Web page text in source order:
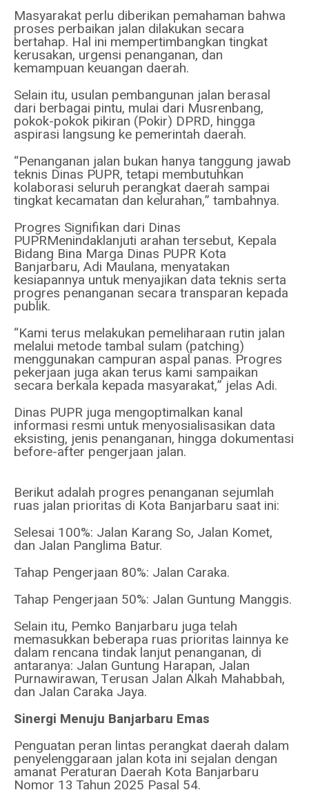
Masyarakat perlu diberikan pemahaman bahwa
proses perbaikan jalan dilakukan secara
bertahap. Hal ini mempertimbangkan tingkat
kerusakan, urgensi penanganan, dan
kemampuan keuangan daerah.
Selain itu, usulan pembangunan jalan berasal
dari berbagai pintu, mulai dari Musrenbang,
pokok-pokok pikiran (Pokir) DPRD, hingga
aspirasi langsung ke pemerintah daerah.
“Penanganan jalan bukan hanya tanggung jawab
teknis Dinas PUPR, tetapi membutuhkan
kolaborasi seluruh perangkat daerah sampai
tingkat kecamatan dan kelurahan,” tambahnya.
Progres Signifikan dari Dinas
PUPRMenindaklanjuti arahan tersebut, Kepala
Bidang Bina Marga Dinas PUPR Kota
Banjarbaru, Adi Maulana, menyatakan
kesiapannya untuk menyajikan data teknis serta
progres penanganan secara transparan kepada
publik.
“Kami terus melakukan pemeliharaan rutin jalan
melalui metode tambal sulam (patching)
menggunakan campuran aspal panas. Progres
pekerjaan juga akan terus kami sampaikan
secara berkala kepada masyarakat,” jelas Adi.
Dinas PUPR juga mengoptimalkan kanal
informasi resmi untuk menyosialisasikan data
eksisting, jenis penanganan, hingga dokumentasi
before-after pengerjaan jalan.
Berikut adalah progres penanganan sejumlah
ruas jalan prioritas di Kota Banjarbaru saat ini:
Selesai 100%: Jalan Karang So, Jalan Komet,
dan Jalan Panglima Batur.
Tahap Pengerjaan 80%: Jalan Caraka.
Tahap Pengerjaan 50%: Jalan Guntung Manggis.
Selain itu, Pemko Banjarbaru juga telah
memasukkan beberapa ruas prioritas lainnya ke
dalam rencana tindak lanjut penanganan, di
antaranya: Jalan Guntung Harapan, Jalan
Purnawirawan, Terusan Jalan Alkah Mahabbah,
dan Jalan Caraka Jaya.
Sinergi Menuju Banjarbaru Emas
Penguatan peran lintas perangkat daerah dalam
penyelenggaraan jalan kota ini sejalan dengan
amanat Peraturan Daerah Kota Banjarbaru
Nomor 13 Tahun 2025 Pasal 54.